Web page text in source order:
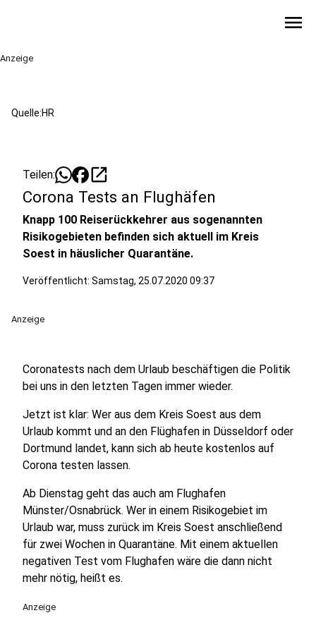
menu
Anzeige
Quelle:HR
Teilen: open_in_new
Corona Tests an Flughäfen
Knapp 100 Reiserückkehrer aus sogenannten
Risikogebieten befinden sich aktuell im Kreis
Soest in häuslicher Quarantäne.
Veröffentlicht: Samstag, 25.07.2020 09:37
Anzeige
Coronatests nach dem Urlaub beschäftigen die Politik
bei uns in den letzten Tagen immer wieder.
Jetzt ist klar: Wer aus dem Kreis Soest aus dem
Urlaub kommt und an den Flüghafen in Düsseldorf oder
Dortmund landet, kann sich ab heute kostenlos auf
Corona testen lassen.
Ab Dienstag geht das auch am Flughafen
Münster/Osnabrück. Wer in einem Risikogebiet im
Urlaub war, muss zurück im Kreis Soest anschließend
für zwei Wochen in Quarantäne. Mit einem aktuellen
negativen Test vom Flughafen wäre die dann nicht
mehr nötig, heißt es.
Anzeige